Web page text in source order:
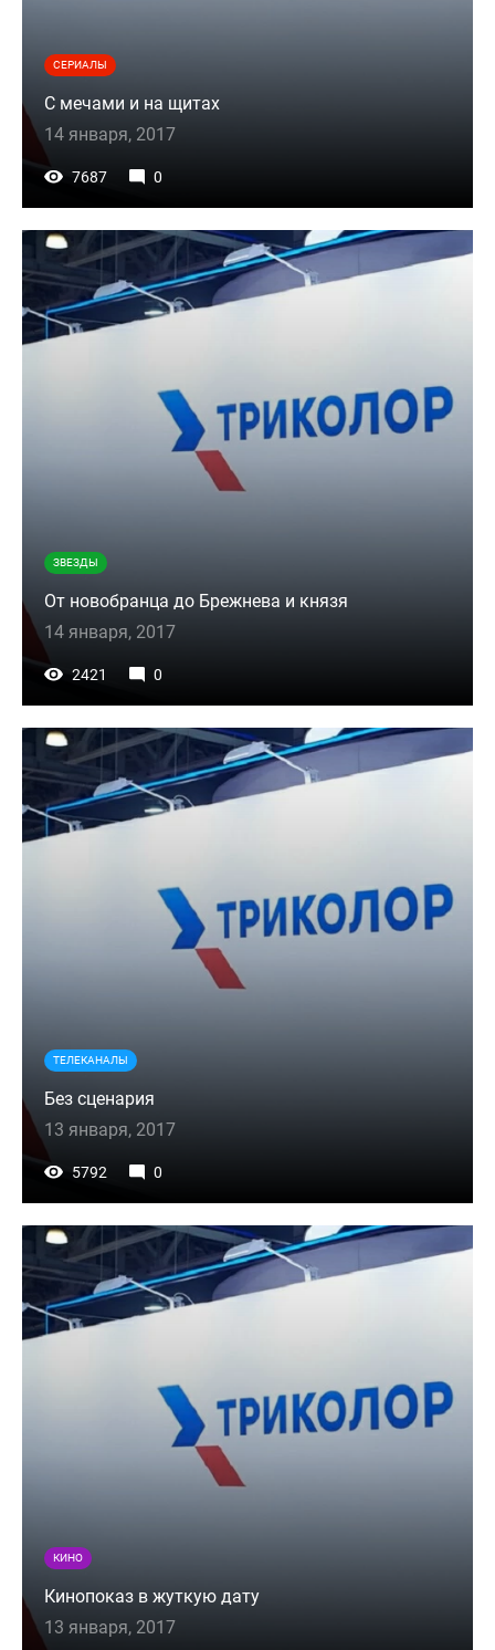
СЕРИАЛЫ
С мечами и на щитах
14 января, 2017
7687 0
ЗВЕЗДЫ
От новобранца до Брежнева и князя
14 января, 2017
2421 0
ТЕЛЕКАНАЛЫ
Без сценария
13 января, 2017
5792 0
КИНО
Кинопоказ в жуткую дату
13 января, 2017